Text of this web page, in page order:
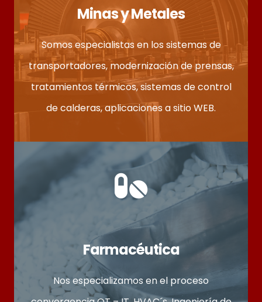
Minas y Metales
Somos especialistas en los sistemas de
transportadores, modernización de prensas,
tratamientos térmicos, sistemas de control
de calderas, aplicaciones a sitio WEB.
Farmacéutica
Nos especializamos en el proceso